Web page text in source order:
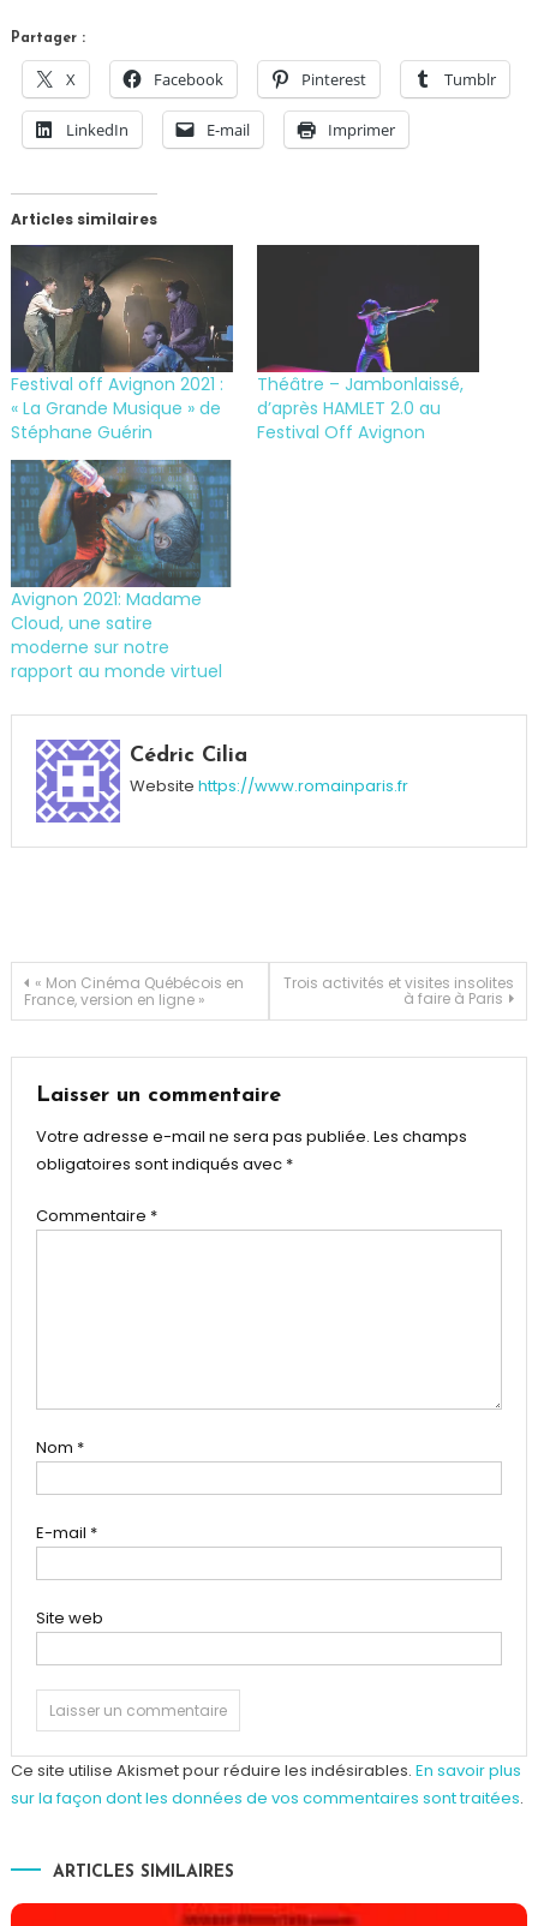
Partager :
X Facebook Pinterest Tumblr
LinkedIn E-mail Imprimer
Articles similaires
Festival off Avignon 2021 :
« La Grande Musique » de
Stéphane Guérin
Théâtre – Jambonlaissé,
d’après HAMLET 2.0 au
Festival Off Avignon
Avignon 2021: Madame
Cloud, une satire
moderne sur notre
rapport au monde virtuel
Arts
vivants,
Festival,
Cédric Cilia
Website https://www.romainparis.fr
Navigation
l’article
« Mon Cinéma Québécois en
France, version en ligne »
Trois activités et visites insolites
à faire à Paris
Laisser un commentaire
Votre adresse e-mail ne sera pas publiée. Les champs
obligatoires sont indiqués avec *
Commentaire *
Nom *
E-mail *
Site web
Ce site utilise Akismet pour réduire les indésirables. En savoir plus
sur la façon dont les données de vos commentaires sont traitées.
ARTICLES SIMILAIRES